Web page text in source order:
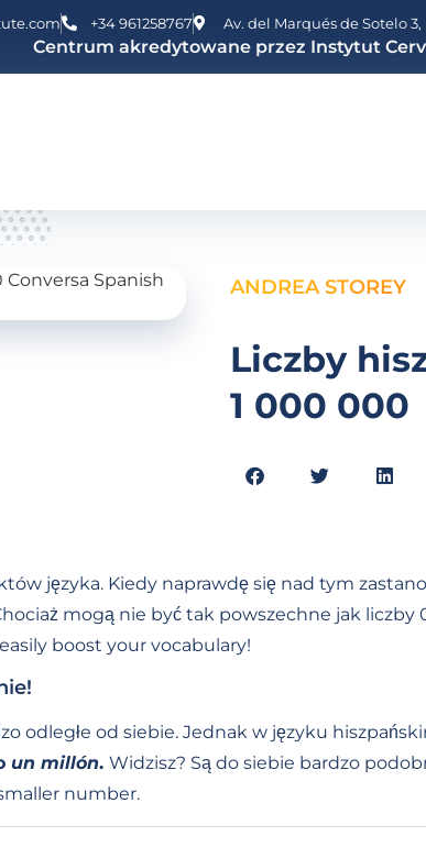
+34 961258767 Av. del Marqués de Sotelo
Centrum akredytowane przez Instytut
ANDREA STOREY
Liczby
1 000 000
języka. Kiedy naprawdę się nad tym
mogą nie być tak powszechne jak liczby
boost your vocabulary!
odległe od siebie. Jednak w języku
un millón. Widzisz? Są do siebie bardzo
smaller number.